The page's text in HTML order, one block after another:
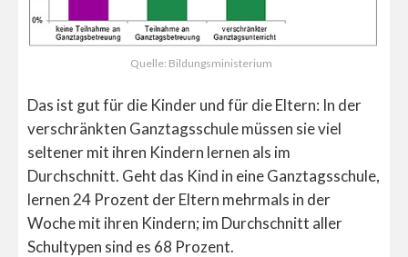
Quelle: Bildungsministerium
Das ist gut für die Kinder und für die Eltern: In der
verschränkten Ganztagsschule müssen sie viel
seltener mit ihren Kindern lernen als im
Durchschnitt. Geht das Kind in eine Ganztagsschule,
lernen 24 Prozent der Eltern mehrmals in der
Woche mit ihren Kindern; im Durchschnitt aller
Schultypen sind es 68 Prozent.